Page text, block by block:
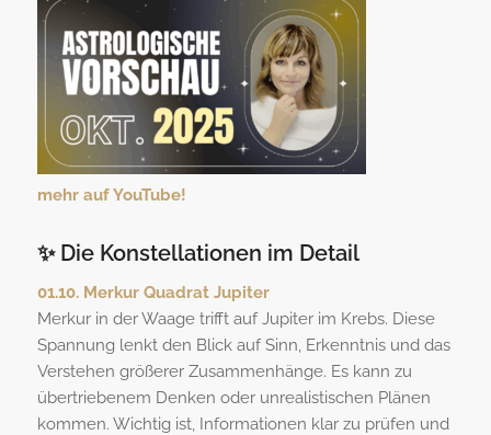
mehr auf YouTube!
✨ Die Konstellationen im Detail
01.10. Merkur Quadrat Jupiter
Merkur in der Waage trifft auf Jupiter im Krebs. Diese
Spannung lenkt den Blick auf Sinn, Erkenntnis und das
Verstehen größerer Zusammenhänge. Es kann zu
übertriebenem Denken oder unrealistischen Plänen
kommen. Wichtig ist, Informationen klar zu prüfen und